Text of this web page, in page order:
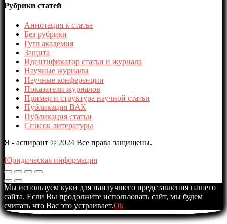
Рубрики статей
Аннотация к статье
Без рубрики
Гугл академия
Защита
Идентификатор статьи и журнала
Научные журналы
Научные конференции
Показатели журналов
Пример и структура научной статьи
Публикация ВАК
Публикация статьи
Список литературы
Я - аспирант © 2024 Все права защищены.
Юридическая информация
Мы используем куки для наилучшего представления нашего
сайта. Если Вы продолжите использовать сайт, мы будем
считать что Вас это устраивает.Ok